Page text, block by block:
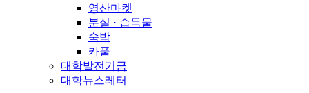
영산마켓
분실 · 습득물
숙박
카풀
대학발전기금
대학뉴스레터